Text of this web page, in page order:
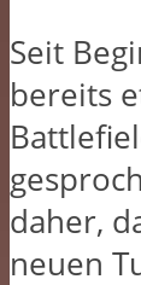
Seit
bereits
daher,
neuen